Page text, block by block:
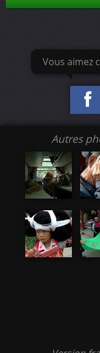
Vous aimez
Autres